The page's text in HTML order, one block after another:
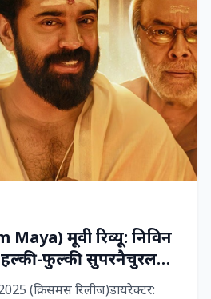
Maya) मूवी रिव्यू: निविन
फुल्की सुपरनैचुरल
जाती है
(क्रिसमस रिलीज)डायरेक्टर: